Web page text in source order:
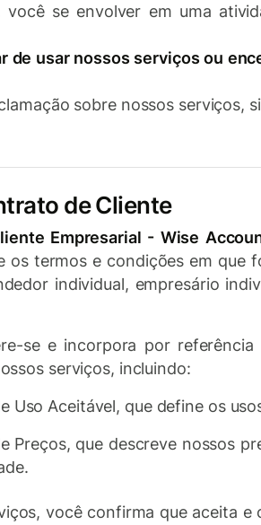
você se envolver em uma
de usar nossos serviços ou
sobre nossos serviços,
de Cliente
Empresarial - Wise
os termos e condições em que
individual, empresário
se e incorpora por
serviços, incluindo:
Uso Aceitável, que define os
Preços, que descreve nossos
você confirma que aceita